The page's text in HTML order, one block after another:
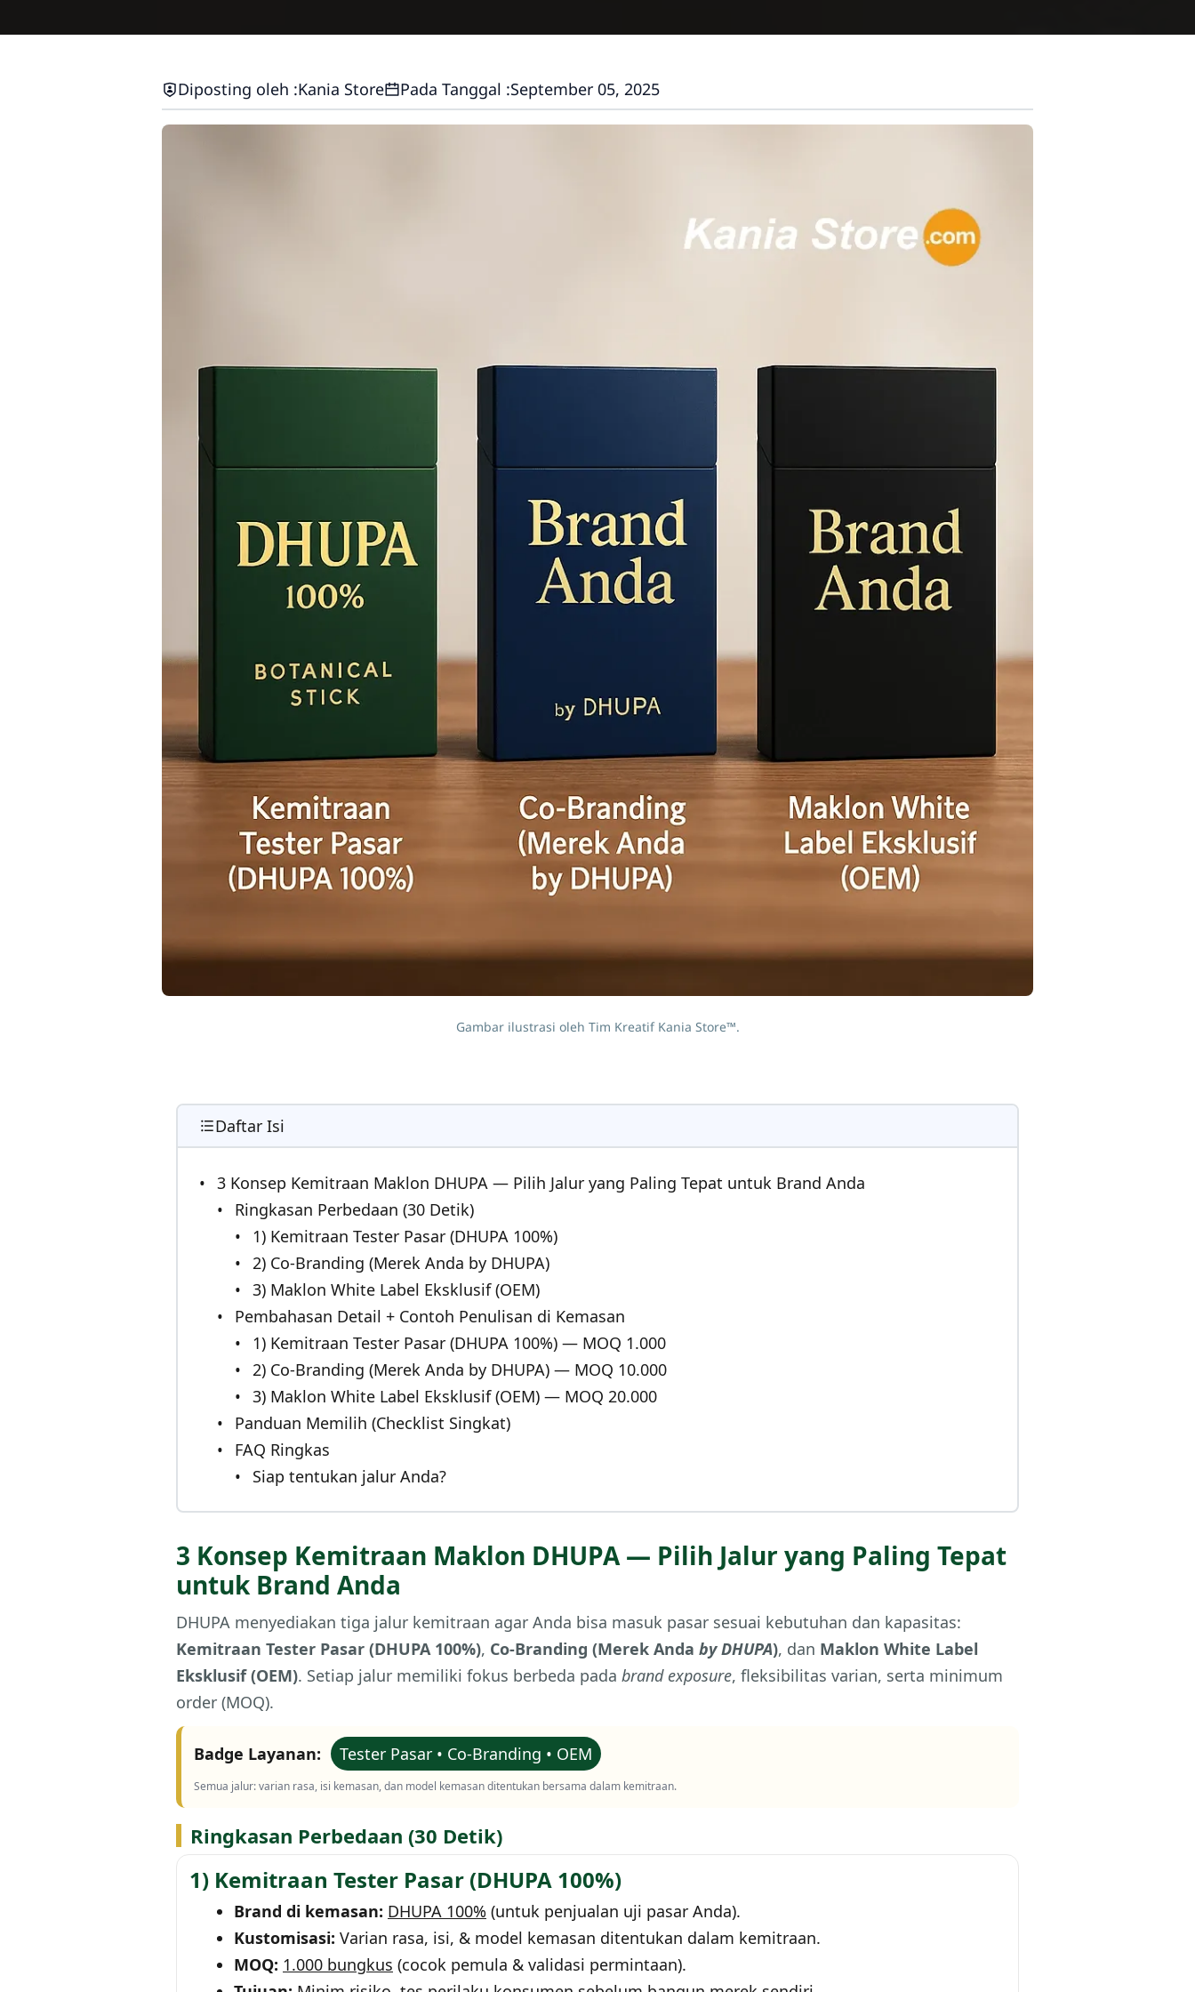
Diposting oleh :Kania Store Pada Tanggal :September 05, 2025
Gambar ilustrasi oleh Tim Kreatif Kania Store™.
Daftar Isi
3 Konsep Kemitraan Maklon DHUPA — Pilih Jalur yang Paling Tepat untuk Brand Anda
Ringkasan Perbedaan (30 Detik)
1) Kemitraan Tester Pasar (DHUPA 100%)
2) Co-Branding (Merek Anda by DHUPA)
3) Maklon White Label Eksklusif (OEM)
Pembahasan Detail + Contoh Penulisan di Kemasan
1) Kemitraan Tester Pasar (DHUPA 100%) — MOQ 1.000
2) Co-Branding (Merek Anda by DHUPA) — MOQ 10.000
3) Maklon White Label Eksklusif (OEM) — MOQ 20.000
Panduan Memilih (Checklist Singkat)
FAQ Ringkas
Siap tentukan jalur Anda?
3 Konsep Kemitraan Maklon DHUPA — Pilih Jalur yang Paling Tepat
untuk Brand Anda
DHUPA menyediakan tiga jalur kemitraan agar Anda bisa masuk pasar sesuai kebutuhan dan kapasitas:
Kemitraan Tester Pasar (DHUPA 100%), Co-Branding (Merek Anda by DHUPA), dan Maklon White Label
Eksklusif (OEM). Setiap jalur memiliki fokus berbeda pada brand exposure, fleksibilitas varian, serta minimum
order (MOQ).
Badge Layanan: Tester Pasar • Co-Branding • OEM
Semua jalur: varian rasa, isi kemasan, dan model kemasan ditentukan bersama dalam kemitraan.
Ringkasan Perbedaan (30 Detik)
1) Kemitraan Tester Pasar (DHUPA 100%)
Brand di kemasan: DHUPA 100% (untuk penjualan uji pasar Anda).
Kustomisasi: Varian rasa, isi, & model kemasan ditentukan dalam kemitraan.
MOQ: 1.000 bungkus (cocok pemula & validasi permintaan).